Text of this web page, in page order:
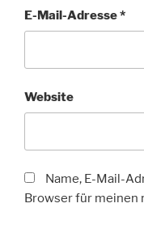
E-Mail-Adresse*
Website
Name, E-Mail-
Browser für meinen